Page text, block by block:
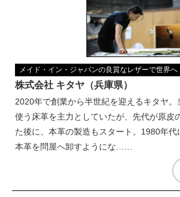
メイド・イン・ジャパンの良質なレザーで世界へ
株式会社 キタヤ（兵庫県）
2020年で創業から半世紀を迎えるキタヤ。
使う床革を主力としていたが、先代が原皮
た後に、本革の製造もスタート。1980年
本革を問屋へ卸すようにな……